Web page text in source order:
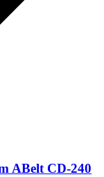
ABelt CD-240